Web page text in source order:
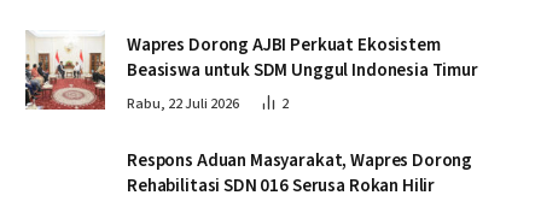
Wapres Dorong AJBI Perkuat Ekosistem
Beasiswa untuk SDM Unggul Indonesia Timur
Rabu, 22 Juli 2026 2
Respons Aduan Masyarakat, Wapres Dorong
Rehabilitasi SDN 016 Serusa Rokan Hilir